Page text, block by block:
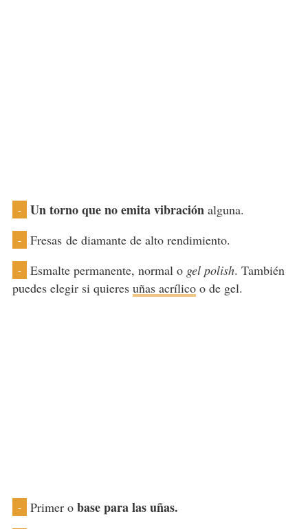
- Un torno que no emita vibraciónalguna.
- Fresas de diamante de alto rendimiento.
- Esmalte permanente, normal o gel polish. También
puedes elegir si quieres uñas acrílicoo de gel.
- Primer o base para las uñas.